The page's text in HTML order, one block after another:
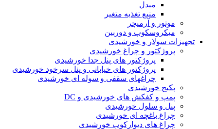
مبدل
منبع تغذیه متغیر
موتور و آرمیچر
میکروسکوپ و دوربین
تجهیزات سولار و خورشیدی
پروژکتور و چراغ خورشیدی
پروژکتور های پنل جدا خورشیدی
پروژکتور های خیابانی و پنل سرخود خورشیدی
چراغهای سقفی و سوله ای خورشیدی
پکیج خورشیدی
پمپ و کفکش های خورشیدی و DC
پنل و سلول خورشیدی
چراغ باغچه ای خورشیدی
چراغ های دیوارکوب خورشیدی